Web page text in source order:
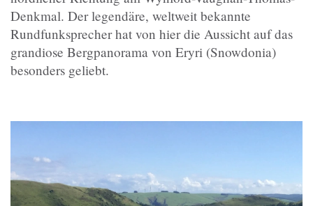
Denkmal. Der legendäre, weltweit bekannte
Rundfunksprecher hat von hier die Aussicht auf das
grandiose Bergpanorama von Eryri (Snowdonia)
besonders geliebt.